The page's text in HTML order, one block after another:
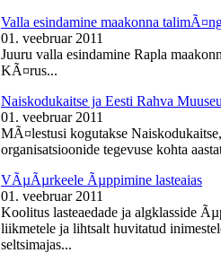
Valla esindamine maakonna
01. veebruar 2011
Juuru valla esindamine Rapla
KÃ¤rus...
Naiskodukaitse ja Eesti Rahva
01. veebruar 2011
MÃ¤lestusi kogutakse
organisatsioonide tegevuse kohta
VÃµÃµrkeele Ãµppimine lasteaias
01. veebruar 2011
Koolitus lasteaedade ja algklasside
liikmetele ja lihtsalt huvitatud
seltsimajas...